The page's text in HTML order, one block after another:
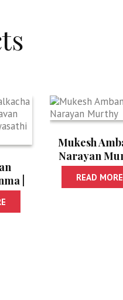
|
Mukesh
Narayan
READ MORE